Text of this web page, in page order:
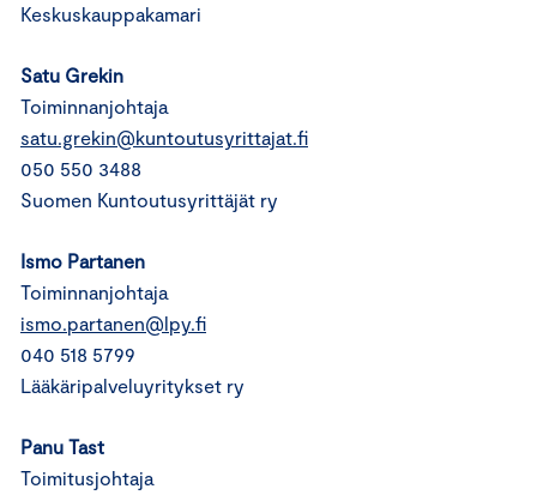
Keskuskauppakamari
Satu Grekin
Toiminnanjohtaja
satu.grekin@kuntoutusyrittajat.fi
050 550 3488
Suomen Kuntoutusyrittäjät ry
Ismo Partanen
Toiminnanjohtaja
ismo.partanen@lpy.fi
040 518 5799
Lääkäripalveluyritykset ry
Panu Tast
Toimitusjohtaja